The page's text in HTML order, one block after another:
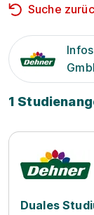
Suche
1
Duales